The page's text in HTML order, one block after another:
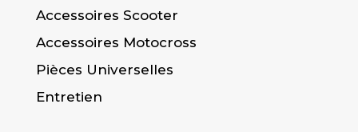
Accessoires Scooter
Accessoires Motocross
Pièces Universelles
Entretien